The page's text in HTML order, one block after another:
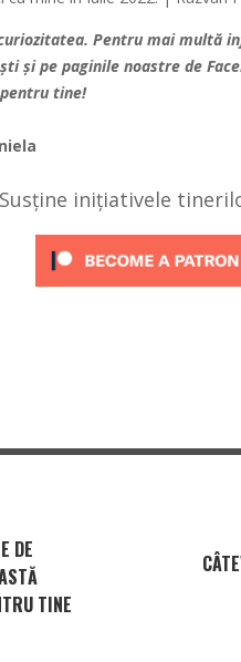
Pentru mai multă
și pe paginile noastre de
tine!
inițiativele
DE
TINE